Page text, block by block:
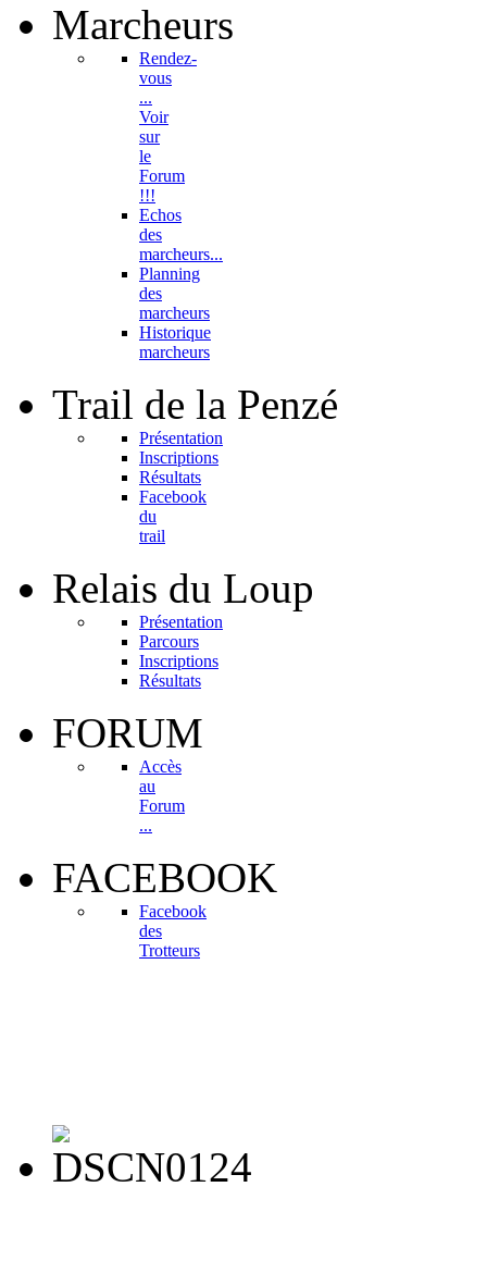
Marcheurs
Rendez-
vous
...
Voir
sur
le
Forum
!!!
Echos
des
marcheurs...
Planning
des
marcheurs
Historique
marcheurs
Trail de la Penzé
Présentation
Inscriptions
Résultats
Facebook
du
trail
Relais du Loup
Présentation
Parcours
Inscriptions
Résultats
FORUM
Accès
au
Forum
...
FACEBOOK
Facebook
des
Trotteurs